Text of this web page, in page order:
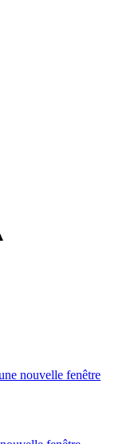
nouvelle fenêtre